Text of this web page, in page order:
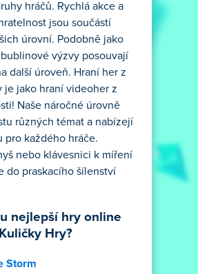
hráčů. Rychlá akce a
jsou součástí
úrovní. Podobně jako
výzvy posouvají
další úroveň. Hraní her z
je jako hraní videoher z
Naše náročné úrovně
různých témat a nabízejí
pro každého hráče.
nebo klávesnici k míření
do praskacího šílenství
nejlepší hry online
Hry?
Storm